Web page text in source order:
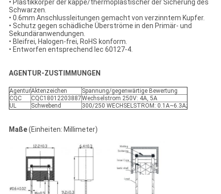
• Plastikkörper der kappe/thermoplastischer der Sicherung des
Schwarzen.
• 0.6mm Anschlussleitungen gemacht von verzinntem Kupfer.
• Schutz gegen schädliche Überströme in den Primär- und
Sekundäranwendungen.
• Bleifrei, Halogen-frei, RoHS konform.
• Entworfen entsprechend Iec 60127-4.
AGENTUR-ZUSTIMMUNGEN
AgenturAktenzeichen
Spannung/gegenwärtige Bewertung
CQC
CQC18012203887Wechselstrom 250V: 4A, 5A
UL
Schwebend 300/250 WECHSELSTROM: 0.1A~6.3A;
Maße(Einheiten: Millimeter)